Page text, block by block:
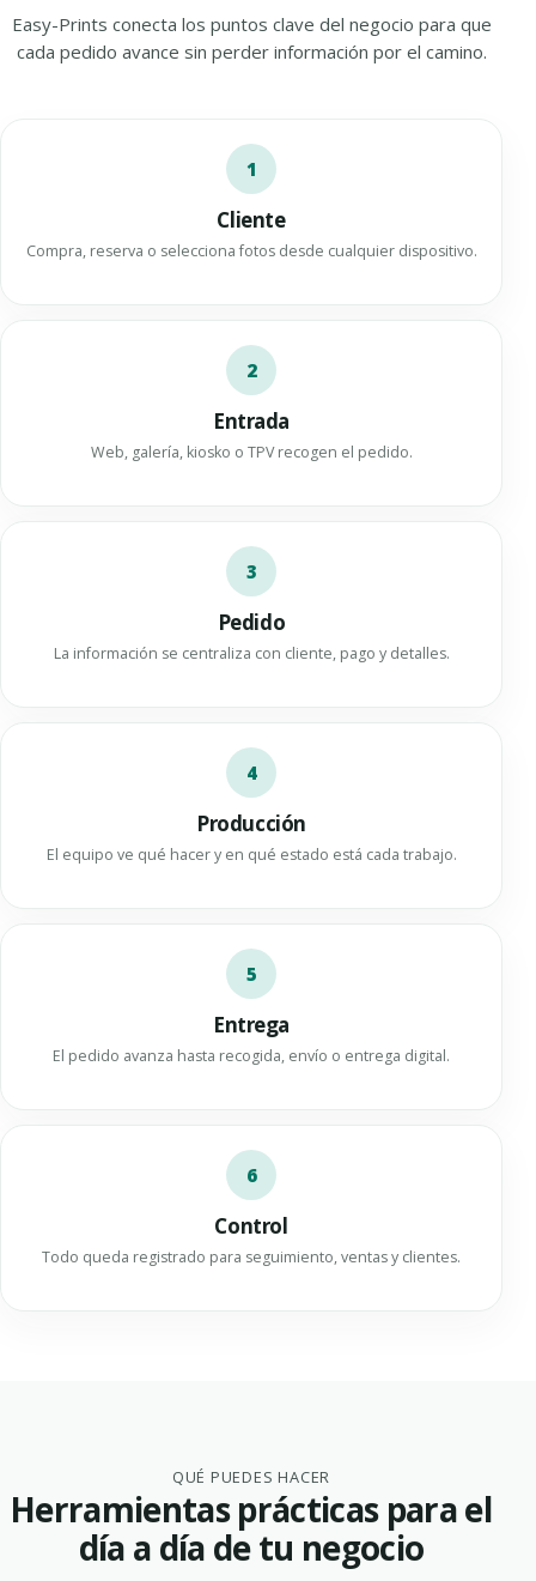
Easy-Prints conecta los puntos clave del negocio para que
cada pedido avance sin perder información por el camino.
1
Cliente
Compra, reserva o selecciona fotos desde cualquier dispositivo.
2
Entrada
Web, galería, kiosko o TPV recogen el pedido.
3
Pedido
La información se centraliza con cliente, pago y detalles.
4
Producción
El equipo ve qué hacer y en qué estado está cada trabajo.
5
Entrega
El pedido avanza hasta recogida, envío o entrega digital.
6
Control
Todo queda registrado para seguimiento, ventas y clientes.
QUÉ PUEDES HACER
Herramientas prácticas para el
día a día de tu negocio